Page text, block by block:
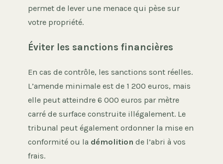
permet de lever une menace qui pèse sur
votre propriété.
Éviter les sanctions financières
En cas de contrôle, les sanctions sont réelles.
L’amende minimale est de 1 200 euros, mais
elle peut atteindre 6 000 euros par mètre
carré de surface construite illégalement. Le
tribunal peut également ordonner la mise en
conformité ou la démolition de l’abri à vos
frais.